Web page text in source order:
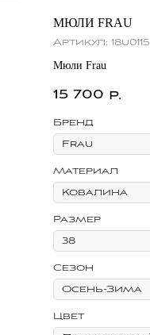
МЮЛИ FRAU
Артикул: 18u0115
Мюли Frau
15 700 р.
Бренд
Материал
Размер
Сезон
Цвет